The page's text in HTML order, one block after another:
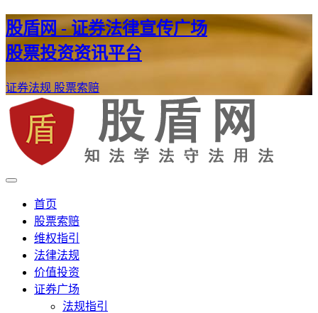
股盾网 - 证券法律宣传广场
股票投资资讯平台
证券法规 股票索赔
股盾网
证券股票维权网
首页
股票索赔
维权指引
法律法规
价值投资
证券广场
法规指引